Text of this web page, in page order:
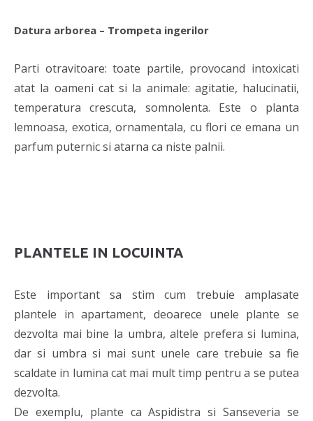
Datura arborea – Trompeta ingerilor
Parti otravitoare: toate partile, provocand intoxicati
atat la oameni cat si la animale: agitatie, halucinatii,
temperatura crescuta, somnolenta. Este o planta
lemnoasa, exotica, ornamentala, cu flori ce emana un
parfum puternic si atarna ca niste palnii.
PLANTELE IN LOCUINTA
Este important sa stim cum trebuie amplasate
plantele in apartament, deoarece unele plante se
dezvolta mai bine la umbra, altele prefera si lumina,
dar si umbra si mai sunt unele care trebuie sa fie
scaldate in lumina cat mai mult timp pentru a se putea
dezvolta.
De exemplu, plante ca Aspidistra si Sanseveria se